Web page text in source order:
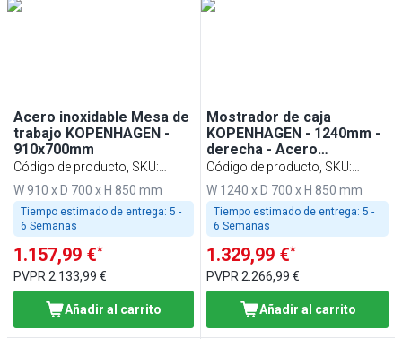
Acero inoxidable Mesa de
trabajo KOPENHAGEN -
910x700mm
Código de producto, SKU:
BVI800-AS2-N
W 910 x D 700 x H 850 mm
Tiempo estimado de entrega: 5 -
6 Semanas
1.157,99 €*
PVPR 2.133,99 €
Añadir al carrito
Mostrador de caja
KOPENHAGEN - 1240mm -
derecha - Acero
inoxidable
Código de producto, SKU:
BVI800-KR-N
W 1240 x D 700 x H 850 mm
Tiempo estimado de entrega: 5 -
6 Semanas
1.329,99 €*
PVPR2.266,99 €
Añadir al carrito